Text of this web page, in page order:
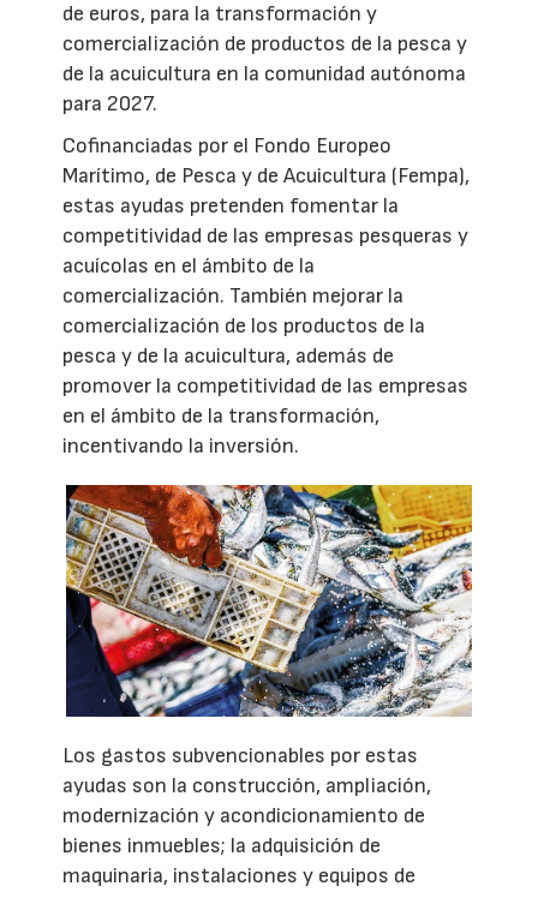
de euros, para la transformación y
comercialización de productos de la pesca y
de la acuicultura en la comunidad autónoma
para 2027.
Cofinanciadas por el Fondo Europeo
Marítimo, de Pesca y de Acuicultura (Fempa),
estas ayudas pretenden fomentar la
competitividad de las empresas pesqueras y
acuícolas en el ámbito de la
comercialización. También mejorar la
comercialización de los productos de la
pesca y de la acuicultura, además de
promover la competitividad de las empresas
en el ámbito de la transformación,
incentivando la inversión.
Los gastos subvencionables por estas
ayudas son la construcción, ampliación,
modernización y acondicionamiento de
bienes inmuebles; la adquisición de
maquinaria, instalaciones y equipos de